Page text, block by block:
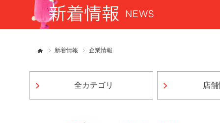
新着情報 企業情報
全カテゴリ 店